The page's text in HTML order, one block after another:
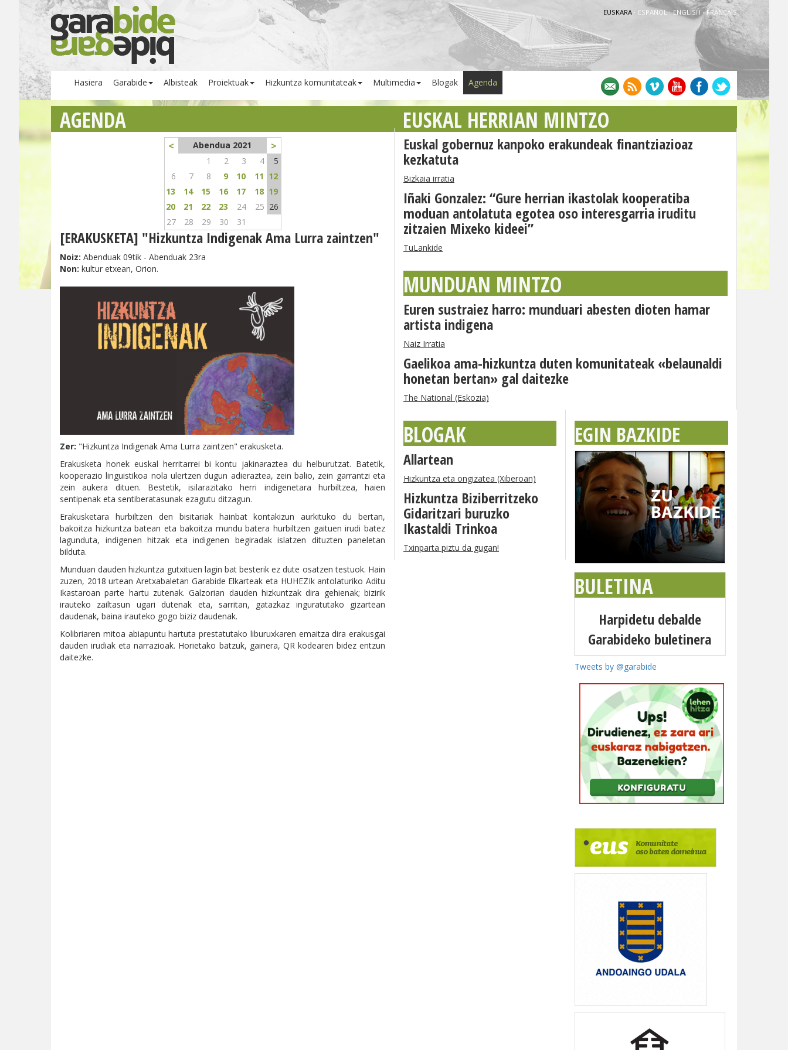
EUSKARA · ESPAÑOL· ENGLISH · FRANÇAIS
Hasiera Garabide Albisteak Proiektuak Hizkuntza komunitateak Multimedia Blogak Agenda
AGENDA
< Abendua 2021 >
1 2 3 4
5
6
7 8 9 10 11 12
13
14 15 16 17 18 19
20
21 22 23 24 25 26
27
28 29 30 31
[ERAKUSKETA] "Hizkuntza Indigenak Ama Lurra zaintzen"
Noiz: Abenduak 09tik - Abenduak 23ra
Non: kultur etxean, Orion.
Zer: "Hizkuntza Indigenak Ama Lurra zaintzen" erakusketa.
Erakusketa honek euskal herritarrei bi kontu jakinaraztea du helburutzat. Batetik,
kooperazio linguistikoa nola ulertzen dugun adieraztea, zein balio, zein garrantzi eta
zein aukera dituen. Bestetik, isilarazitako herri indigenetara hurbiltzea, haien
sentipenak eta sentiberatasunak ezagutu ditzagun.
Erakusketara hurbiltzen den bisitariak hainbat kontakizun aurkituko du bertan,
bakoitza hizkuntza batean eta bakoitza mundu batera hurbiltzen gaituen irudi batez
lagunduta, indigenen hitzak eta indigenen begiradak islatzen dituzten paneletan
bilduta.
Munduan dauden hizkuntza gutxituen lagin bat besterik ez dute osatzen testuok. Hain
zuzen, 2018 urtean Aretxabaletan Garabide Elkarteak eta HUHEZIk antolaturiko Aditu
Ikastaroan parte hartu zutenak. Galzorian dauden hizkuntzak dira gehienak; bizirik
irauteko zailtasun ugari dutenak eta, sarritan, gatazkaz inguratutako gizartean
daudenak, baina irauteko gogo biziz daudenak.
Kolibriaren mitoa abiapuntu hartuta prestatutako liburuxkaren emaitza dira erakusgai
dauden irudiak eta narrazioak. Horietako batzuk, gainera, QR kodearen bidez entzun
daitezke.
EUSKAL HERRIAN MINTZO
Euskal gobernuz kanpoko erakundeak finantziazioaz
kezkatuta
Bizkaia irratia
Iñaki Gonzalez: “Gure herrian ikastolak kooperatiba
moduan antolatuta egotea oso interesgarria iruditu
zitzaien Mixeko kideei”
TuLankide
MUNDUAN MINTZO
Euren sustraiez harro: munduari abesten dioten hamar
artista indigena
Naiz Irratia
Gaelikoa ama-hizkuntza duten komunitateak «belaunaldi
honetan bertan» gal daitezke
The National (Eskozia)
BLOGAK
Allartean
Hizkuntza eta ongizatea (Xiberoan)
Hizkuntza Biziberritzeko
Gidaritzari buruzko
Ikastaldi Trinkoa
Txinparta piztu da gugan!
EGIN BAZKIDE
BULETINA
Harpidetu debalde
Garabideko buletinera
Tweets by @garabide